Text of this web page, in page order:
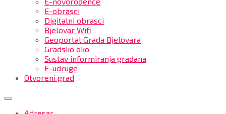
E-obrasci
Digitalni obrasci
Bjelovar Wifi
Geoportal Grada Bjelovara
Gradsko oko
Sustav informiranja građana
E-udruge
Otvoreni grad